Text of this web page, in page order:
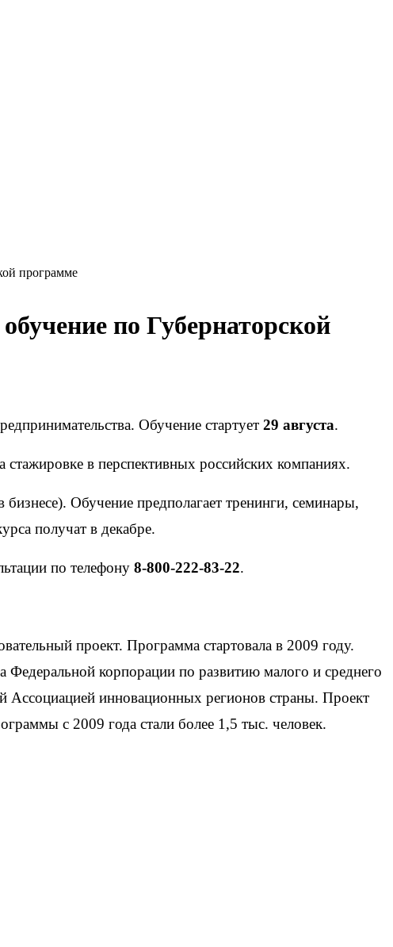
программе
по Губернаторской
Обучение стартует 29 августа.
в перспективных российских компаниях.
Обучение предполагает тренинги, семинары,
получат в декабре.
по телефону 8-800-222-83-22.
проект. Программа стартовала в 2009 году.
корпорации по развитию малого и среднего
Ассоциацией инновационных регионов страны. Проект
с 2009 года стали более 1,5 тыс. человек.